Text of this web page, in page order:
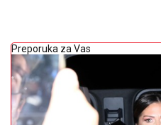
Preporuka za Vas